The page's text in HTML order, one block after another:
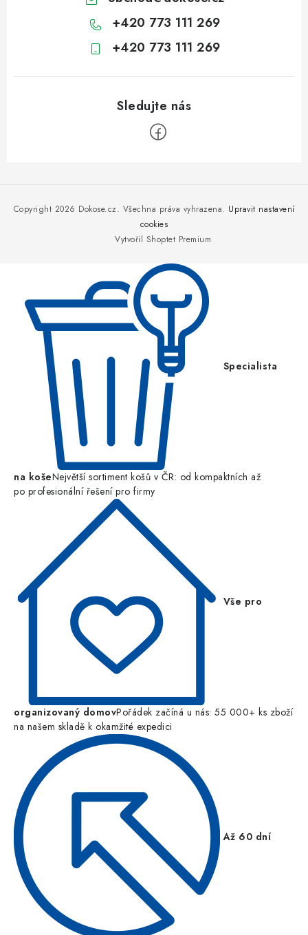
+420 773 111 269
+420 773 111 269
Vytvořil Shoptet Premium
Copyright 2026 Dokose.cz. Všechna práva vyhrazena. Upravit nastavení
cookies
Specialista
na košeNejvětší sortiment košů v ČR: od kompaktních až
po profesionální řešení pro firmy
Vše pro
organizovaný domovPořádek začíná u nás: 55 000+ ks zboží
na našem skladě k okamžité expedici
Až 60 dní